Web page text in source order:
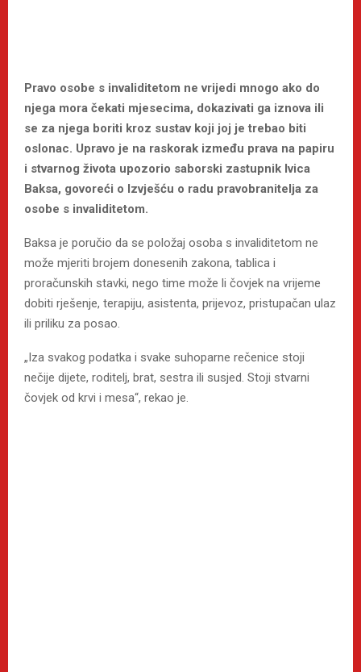
Pravo osobe s invaliditetom ne vrijedi mnogo ako do
njega mora čekati mjesecima, dokazivati ga iznova ili
se za njega boriti kroz sustav koji joj je trebao biti
oslonac. Upravo je na raskorak između prava na papiru
i stvarnog života upozorio saborski zastupnik Ivica
Baksa, govoreći o Izvješću o radu pravobranitelja za
osobe s invaliditetom.
Baksa je poručio da se položaj osoba s invaliditetom ne
može mjeriti brojem donesenih zakona, tablica i
proračunskih stavki, nego time može li čovjek na vrijeme
dobiti rješenje, terapiju, asistenta, prijevoz, pristupačan ulaz
ili priliku za posao.
„Iza svakog podatka i svake suhoparne rečenice stoji
nečije dijete, roditelj, brat, sestra ili susjed. Stoji stvarni
čovjek od krvi i mesa“, rekao je.